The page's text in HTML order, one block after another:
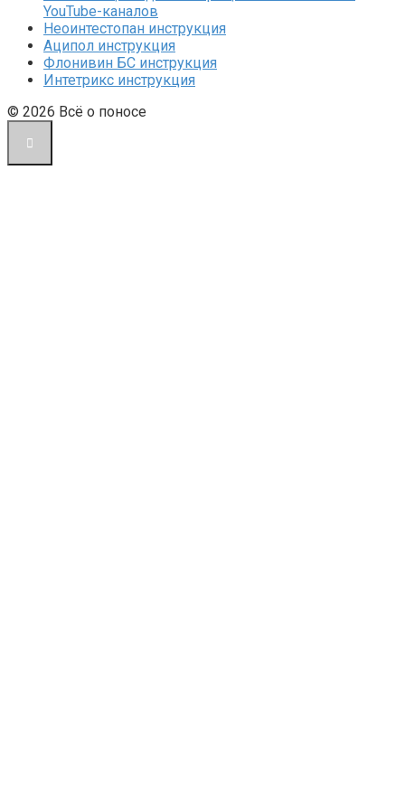
YouTube-каналов
Неоинтестопан инструкция
Аципол инструкция
Флонивин БС инструкция
Интетрикс инструкция
© 2026 Всё о поносе